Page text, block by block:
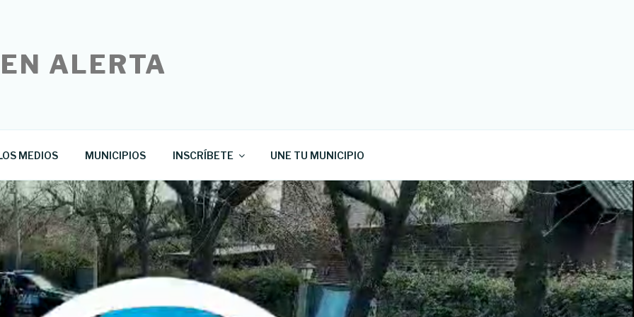
ALERTA
MEDIOS MUNICIPIOS INSCRÍBETE UNE TU MUNICIPIO